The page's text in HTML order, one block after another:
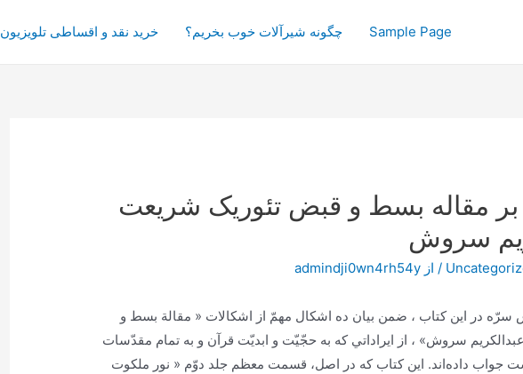
Sample Page چگونه شیرآلات خوب بخریم؟ خرید نقد و اقساطی تلویزیون
مقاله بسط و قبض تئوریک شریعت
سروش
/ از admindji0wn4rh54y
در اين‌ كتاب‌ ، ضمن‌ بيان‌ ده‌ اشكال‌ مهمّ از اشكالات‌ « مقالة‌ بسط‌ و
سروش‌» ، از ايراداتي‌ كه‌ به‌ حجّيّت‌ و ابديّت‌ قرآن‌ و به تمام‌ مقدّسات‌
جواب‌ داده‌اند. اين‌ كتاب‌ كه‌ در اصل‌، قسمت‌ معظم‌ جلد دوّم‌ « نور ملكوت‌